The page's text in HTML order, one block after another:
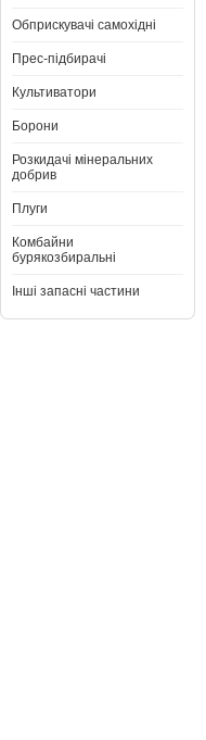
Обприскувачі самохідні
Прес-підбирачі
Культиватори
Борони
Розкидачі мінеральних
добрив
Плуги
Комбайни
бурякозбиральні
Інші запасні частини